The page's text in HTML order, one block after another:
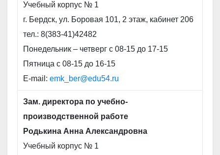
Учебный корпус № 1
г. Бердск, ул. Боровая 101, 2 этаж, кабинет 206
тел.: 8(383-41)42482
Понедельник – четверг с 08-15 до 17-15
Пятница с 08-15 до 16-15
E-mail: emk_ber@edu54.ru
Зам. директора по учебно-
производственной работе
Родькина Анна Александровна
Учебный корпус № 1